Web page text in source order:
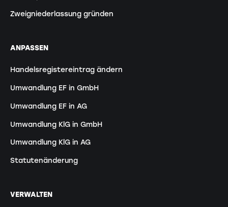
Zweigniederlassung gründen
ANPASSEN
Handelsregistereintrag ändern
Umwandlung EF in GmbH
Umwandlung EF in AG
Umwandlung KlG in GmbH
Umwandlung KlG in AG
Statutenänderung
VERWALTEN